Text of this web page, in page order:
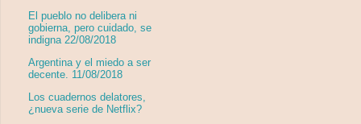
El pueblo no delibera ni
gobierna, pero cuidado, se
indigna 22/08/2018
Argentina y el miedo a ser
decente. 11/08/2018
Los cuadernos delatores,
¿nueva serie de Netflix?